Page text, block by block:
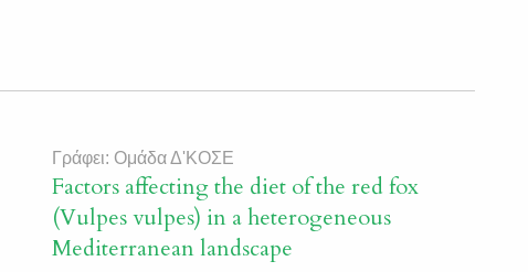
Γράφει: Ομάδα Δ'ΚΟΣΕ
Factors affecting the diet of the red fox
(Vulpes vulpes) in a heterogeneous
Mediterranean landscape